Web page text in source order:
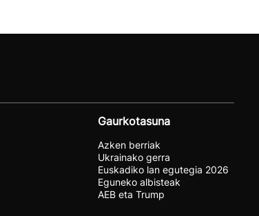
Gaurkotasuna
Azken berriak
Ukrainako gerra
Euskadiko lan egutegia 2026
Eguneko albisteak
AEB eta Trump